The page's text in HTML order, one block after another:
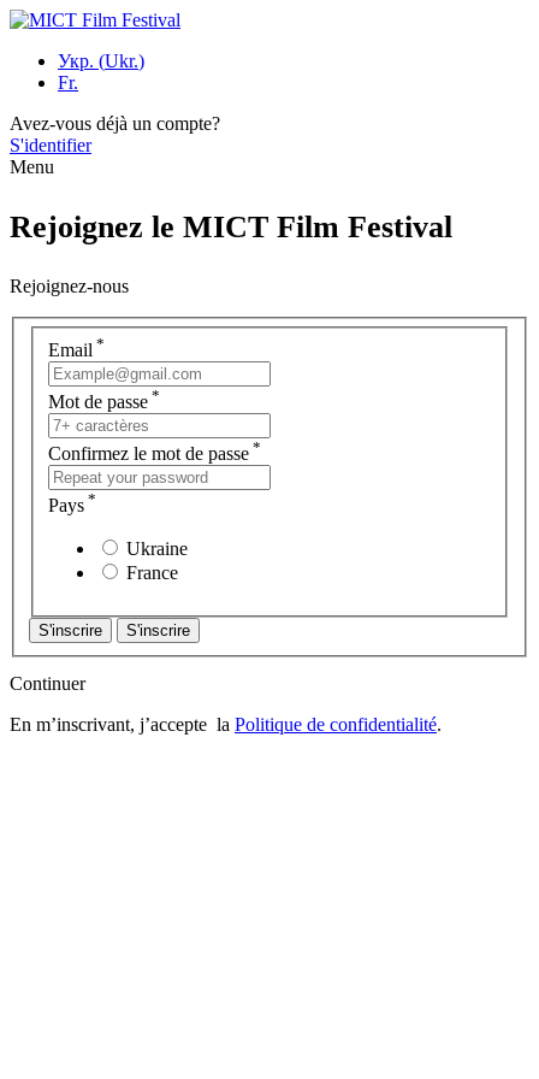
Укр. (Ukr.)
Fr.
Avez-vous déjà un compte?
S'identifier
Menu
Rejoignez le MІСТ Film Festival
Rejoignez-nous
Email *
Mot de passe *
Confirmez le mot de passe *
Pays *
Ukraine
France
Continuer
En m’inscrivant, j’accepte la Politique de confidentialité.